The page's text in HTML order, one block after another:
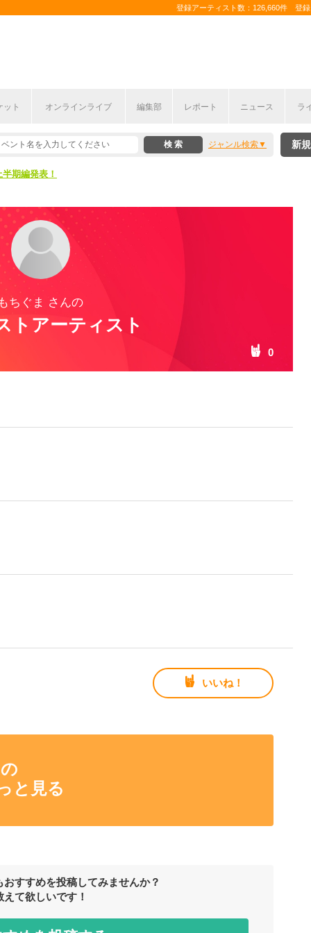
登録アーティスト数：126,660件 登
ット オンラインライブ 編集部 レポート ニュース ラ
ジャンル検索
こから！
期編発表！
期編発表！
新
ちぐま さんの
トアーティスト
0
いいね！
と見る
すすめを投稿してみませんか？
て欲しいです！